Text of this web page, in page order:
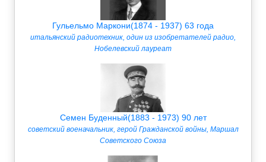
Гульельмо Маркони(1874 - 1937) 63 года
итальянский радиотехник, один из изобретателей радио,
Нобелевский лауреат
Семен Буденный(1883 - 1973) 90 лет
советский военачальник, герой Гражданской войны, Маршал
Советского Союза